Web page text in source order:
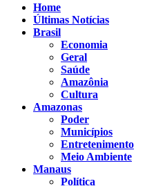
Home
Últimas Notícias
Brasil
Economia
Geral
Saúde
Amazônia
Cultura
Amazonas
Poder
Municípios
Entretenimento
Meio Ambiente
Manaus
Política